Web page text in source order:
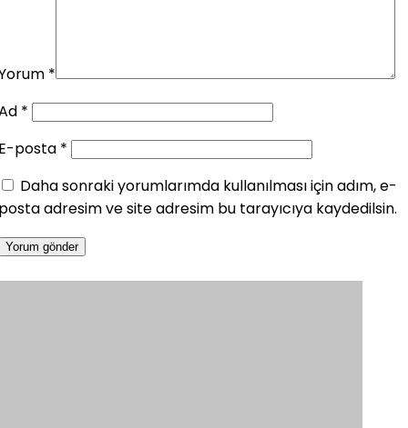
*
*
posta *
Daha sonraki yorumlarımda kullanılması için adım, e-
adresim ve site adresim bu tarayıcıya kaydedilsin.